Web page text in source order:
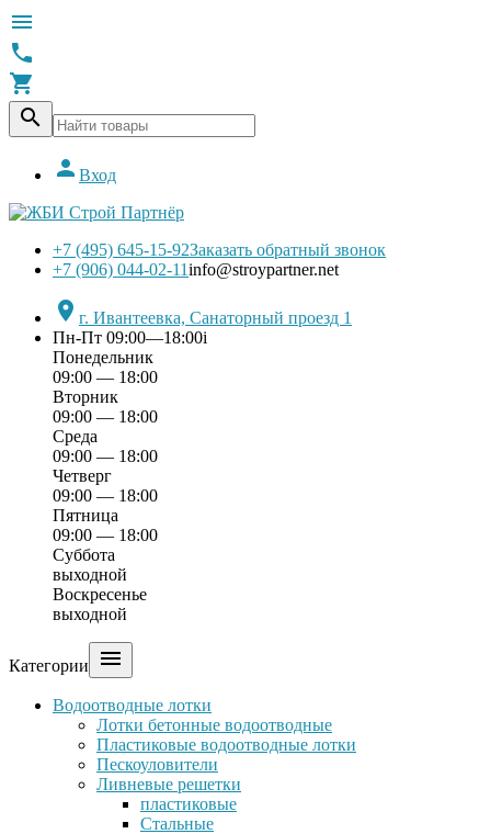




 Вход
+7 (495) 645-15-92Заказать обратный звонок
+7 (906) 044-02-11info@stroypartner.net
 г. Ивантеевка, Санаторный проезд 1
Пн-Пт 09:00—18:00i
Понедельник
09:00 — 18:00
Вторник
09:00 — 18:00
Среда
09:00 — 18:00
Четверг
09:00 — 18:00
Пятница
09:00 — 18:00
Суббота
выходной
Воскресенье
выходной
Категории 
Водоотводные лотки
Лотки бетонные водоотводные
Пластиковые водоотводные лотки
Пескоуловители
Ливневые решетки
пластиковые
Стальные